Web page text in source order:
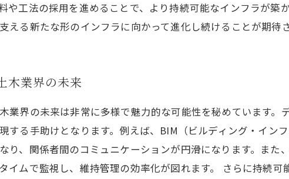
や工法の採用を進めることで、より持続可能なインフラが築
える新たな形のインフラに向かって進化し続けることが期待さ
木業界の未来
業界の未来は非常に多様で魅力的な可能性を秘めています
する手助けとなります。例えば、BIM（ビルディング・イン
り、関係者間のコミュニケーションが円滑になります。ま
イムで監視し、維持管理の効率化が図れます。 さらに持続